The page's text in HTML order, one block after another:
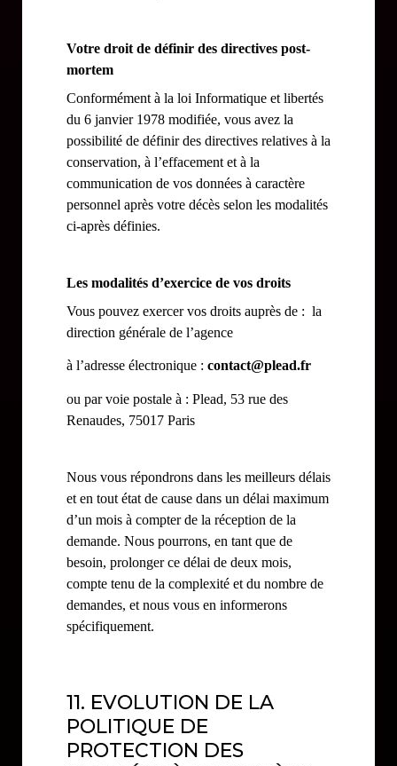
Votre droit de définir des directives post-
mortem
Conformément à la loi Informatique et libertés
du 6 janvier 1978 modifiée, vous avez la
possibilité de définir des directives relatives à la
conservation, à l’effacement et à la
communication de vos données à caractère
personnel après votre décès selon les modalités
ci-après définies.
Les modalités d’exercice de vos droits
Vous pouvez exercer vos droits auprès de : la
direction générale de l’agence
à l’adresse électronique : contact@plead.fr
ou par voie postale à : Plead, 53 rue des
Renaudes, 75017 Paris
Nous vous répondrons dans les meilleurs délais
et en tout état de cause dans un délai maximum
d’un mois à compter de la réception de la
demande. Nous pourrons, en tant que de
besoin, prolonger ce délai de deux mois,
compte tenu de la complexité et du nombre de
demandes, et nous vous en informerons
spécifiquement.
11. EVOLUTION DE LA
POLITIQUE DE
PROTECTION DES